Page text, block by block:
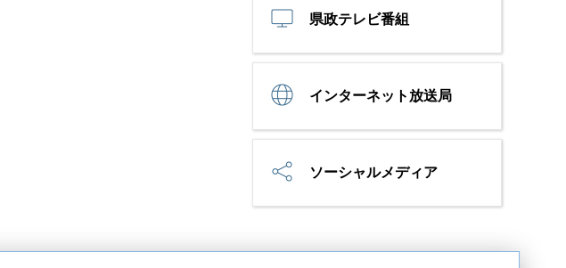
県政テレビ番組
インターネット放送局
ソーシャルメディア